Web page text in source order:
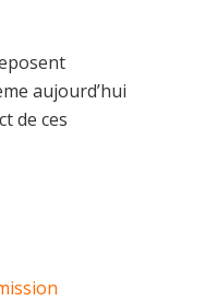
aujourd’hui
de ces